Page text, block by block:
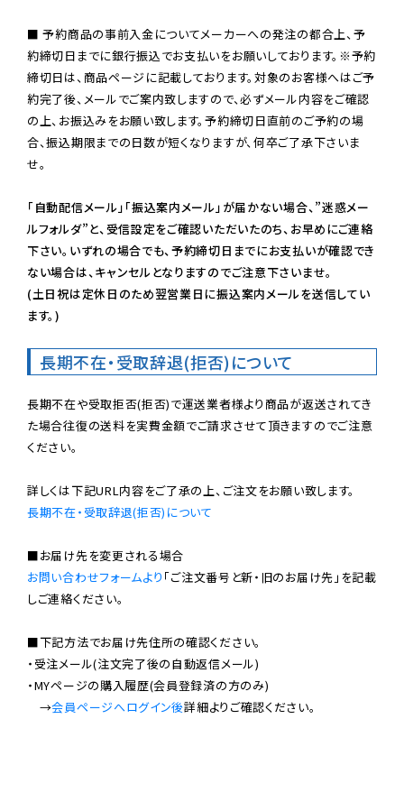
■ 予約商品の事前入金についてメーカーへの発注の都合上、予
約締切日までに銀行振込でお支払いをお願いしております。※予約
締切日は、商品ページに記載しております。対象のお客様へはご予
約完了後、メールでご案内致しますので、必ずメール内容をご確認
の上、お振込みをお願い致します。予約締切日直前のご予約の場
合、振込期限までの日数が短くなりますが、何卒ご了承下さいま
せ。
「自動配信メール」「振込案内メール」が届かない場合、”迷惑メー
ルフォルダ”と、受信設定をご確認いただいたのち、お早めにご連絡
下さい。いずれの場合でも、予約締切日までにお支払いが確認でき
ない場合は、キャンセルとなりますのでご注意下さいませ。
(土日祝は定休日のため翌営業日に振込案内メールを送信してい
ます。)
長期不在・受取辞退(拒否)について
長期不在や受取拒否(拒否)で運送業者様より商品が返送されてき
た場合往復の送料を実費金額でご請求させて頂きますのでご注意
ください。
長期不在・受取辞退(拒否)について
お問い合わせフォームより 「ご注文番号と新・旧のお届け先」を記載
しご連絡ください。
■下記方法でお届け先住所の確認ください。
・受注メール(注文完了後の自動返信メール)
・MYページの購入履歴(会員登録済の方のみ)
→会員ページへログイン後